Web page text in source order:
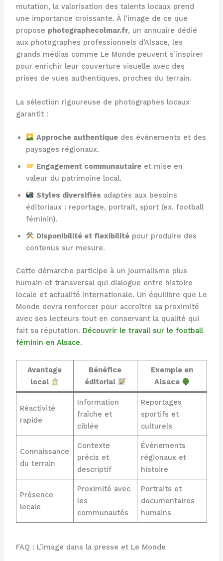
mutation, la valorisation des talents locaux prend
une importance croissante. À l’image de ce que
propose photographecolmar.fr, un annuaire dédié
aux photographes professionnels d’Alsace, les
grands médias comme Le Monde peuvent s’inspirer
pour enrichir leur couverture visuelle avec des
prises de vues authentiques, proches du terrain.
La sélection rigoureuse de photographes locaux
garantit :
Approche authentique des événements et des
paysages régionaux.
Engagement communautaire et mise en
valeur du patrimoine local.
Styles diversifiés adaptés aux besoins
éditoriaux : reportage, portrait, sport (ex. football
féminin).
Disponibilité et flexibilité pour produire des
contenus sur mesure.
Cette démarche participe à un journalisme plus
humain et transversal qui dialogue entre histoire
locale et actualité internationale. Un équilibre que Le
Monde devra renforcer pour accroître sa proximité
avec ses lecteurs tout en conservant la qualité qui
fait sa réputation. Découvrir le travail sur le football
féminin en Alsace.
Avantage
local
Bénéfice
éditorial
Exemple en
Alsace
Réactivité
rapide
Information
fraîche et
ciblée
Reportages
sportifs et
culturels
Connaissance
du terrain
Contexte
précis et
descriptif
Événements
régionaux et
histoire
Présence
locale
Proximité avec
les
communautés
Portraits et
documentaires
humains
FAQ : L’image dans la presse et Le Monde